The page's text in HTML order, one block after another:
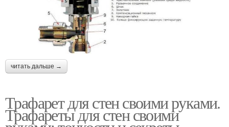
читать дальше →
Трафарет для стен своими руками.
Трафареты для стен своими